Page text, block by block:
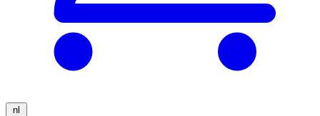
nl